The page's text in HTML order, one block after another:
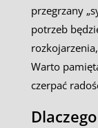
przegrzany
potrzeb
Warto
czerpać